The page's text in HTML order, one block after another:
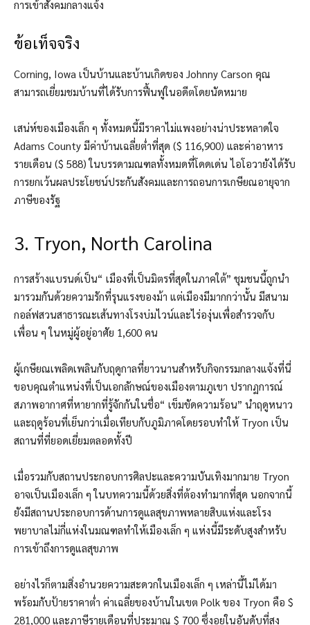
การเข้าสังคมกลางแจ้ง
ข้อเท็จจริง
Corning, Iowa เป็นบ้านและบ้านเกิดของ Johnny Carson คุณ
สามารถเยี่ยมชมบ้านที่ได้รับการฟื้นฟูในอดีตโดยนัดหมาย
เสน่ห์ของเมืองเล็ก ๆ ทั้งหมดนี้มีราคาไม่แพงอย่างน่าประหลาดใจ
Adams County มีค่าบ้านเฉลี่ยต่ำที่สุด ($ 116,900) และค่าอาหาร
รายเดือน ($ 588) ในบรรดามณฑลทั้งหมดที่โดดเด่น ไอโอวายังได้รับ
การยกเว้นผลประโยชน์ประกันสังคมและการถอนการเกษียณอายุจาก
ภาษีของรัฐ
3. Tryon, North Carolina
การสร้างแบรนด์เป็น“ เมืองที่เป็นมิตรที่สุดในภาคใต้” ชุมชนนี้ถูกนำ
มารวมกันด้วยความรักที่รุนแรงของม้า แต่เมืองมีมากกว่านั้น มีสนาม
กอล์ฟสวนสาธารณะเส้นทางโรงบ่มไวน์และไร่องุ่นเพื่อสำรวจกับ
เพื่อน ๆ ในหมู่ผู้อยู่อาศัย 1,600 คน
ผู้เกษียณเพลิดเพลินกับฤดูกาลที่ยาวนานสำหรับกิจกรรมกลางแจ้งที่นี่
ขอบคุณตำแหน่งที่เป็นเอกลักษณ์ของเมืองตามภูเขา ปรากฏการณ์
สภาพอากาศที่หายากที่รู้จักกันในชื่อ“ เข็มขัดความร้อน” นำฤดูหนาว
และฤดูร้อนที่เย็นกว่าเมื่อเทียบกับภูมิภาคโดยรอบทำให้ Tryon เป็น
สถานที่ที่ยอดเยี่ยมตลอดทั้งปี
เมื่อรวมกับสถานประกอบการศิลปะและความบันเทิงมากมาย Tryon
อาจเป็นเมืองเล็ก ๆ ในบทความนี้ด้วยสิ่งที่ต้องทำมากที่สุด นอกจากนี้
ยังมีสถานประกอบการด้านการดูแลสุขภาพหลายสิบแห่งและโรง
พยาบาลไม่กี่แห่งในมณฑลทำให้เมืองเล็ก ๆ แห่งนี้มีระดับสูงสำหรับ
การเข้าถึงการดูแลสุขภาพ
อย่างไรก็ตามสิ่งอำนวยความสะดวกในเมืองเล็ก ๆ เหล่านี้ไม่ได้มา
พร้อมกับป้ายราคาต่ำ ค่าเฉลี่ยของบ้านในเขต Polk ของ Tryon คือ $
281,000 และภาษีรายเดือนที่ประมาณ $ 700 ซึ่งอยู่ในอันดับที่สูง